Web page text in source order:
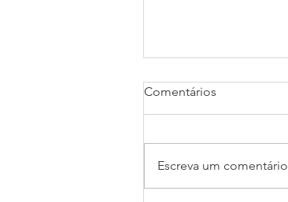
Comentários
Escreva um comentário